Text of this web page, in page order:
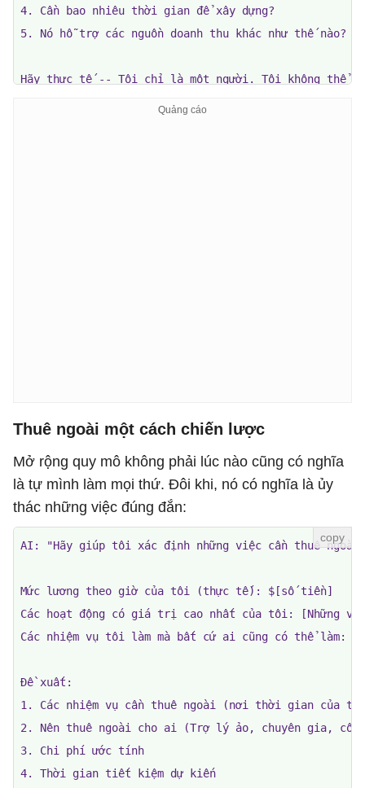
4. Cần bao nhiêu thời gian để xây dựng?
5. Nó hỗ trợ các nguồn doanh thu khác như thế nào?
Hãy thực tế -- Tôi chỉ là một người. Tôi không thể
Thuê ngoài một cách chiến lược
Mở rộng quy mô không phải lúc nào cũng có nghĩa
là tự mình làm mọi thứ. Đôi khi, nó có nghĩa là ủy
thác những việc đúng đắn:
AI: "Hãy giúp tôi xác định những việc cần thuê
Mức lương theo giờ của tôi (thực tế): $[số tiền]
Các hoạt động có giá trị cao nhất của tôi: [Những
Các nhiệm vụ tôi làm mà bất cứ ai cũng có thể làm:
Đề xuất:
1. Các nhiệm vụ cần thuê ngoài (nơi thời gian của
2. Nên thuê ngoài cho ai (Trợ lý ảo, chuyên gia,
3. Chi phí ước tính
4. Thời gian tiết kiệm dự kiến